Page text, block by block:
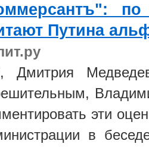
Путина
Дмитрия
эти
в